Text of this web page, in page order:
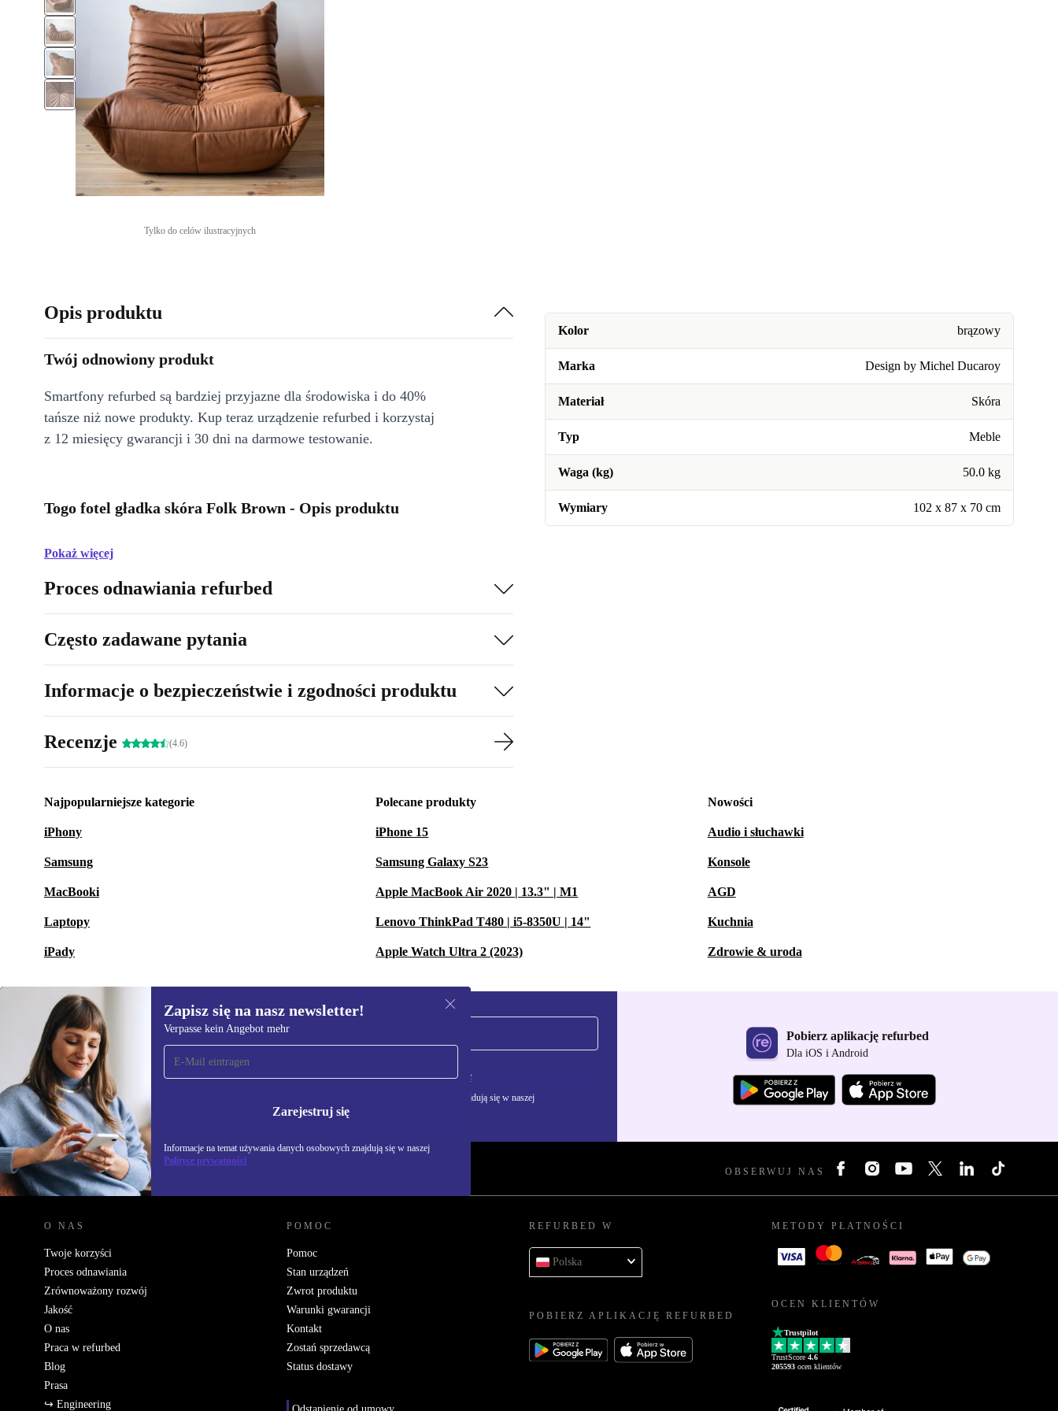
Tylko do celów ilustracyjnych
Kolor brązowy
Marka Design by Michel Ducaroy
Materiał Skóra
Typ Meble
Waga (kg) 50.0 kg
Wymiary 102 x 87 x 70 cm
Opis produktu
Twój odnowiony produkt
Smartfony refurbed są bardziej przyjazne dla środowiska i do 40%
tańsze niż nowe produkty. Kup teraz urządzenie refurbed i korzystaj
z 12 miesięcy gwarancji i 30 dni na darmowe testowanie.
Togo fotel gładka skóra Folk Brown - Opis produktu
Pokaż więcej
Proces odnawiania refurbed
Często zadawane pytania
Informacje o bezpieczeństwie i zgodności produktu
Recenzje (4.6)
Najpopularniejsze kategorie
iPhony
Samsung
MacBooki
Laptopy
iPady
Polecane produkty
iPhone 15
Samsung Galaxy S23
Apple MacBook Air 2020 | 13.3" | M1
Lenovo ThinkPad T480 | i5-8350U | 14"
Apple Watch Ultra 2 (2023)
Nowości
Audio i słuchawki
Konsole
AGD
Kuchnia
Zdrowie & uroda
Zapisz się na nasz newsletter!
Verpasse kein Angebot mehr
Zarejestruj się
Informacje na temat używania danych osobowych znajdują się w naszej
Polityce prywatności
Zapisz się na nasz
newsletter!
Nie przegap żadnej oferty.
Zarejestruj się
Informacje na temat używania danych osobowych znajdują się w naszej
Polityce prywatności
Pobierz aplikację refurbed
Dla iOS i Android
REFURBED POLSKA - RETHINK NEW. OBSERWUJ NAS
O NAS
Twoje korzyści
Proces odnawiania
Zrównoważony rozwój
Jakość
O nas
Praca w refurbed
Blog
Prasa
↪ Engineering
POMOC
Pomoc
Stan urządzeń
Zwrot produktu
Warunki gwarancji
Kontakt
Zostań sprzedawcą
Status dostawy
REFURBED W
Polska
POBIERZ APLIKACJĘ REFURBED
METODY PŁATNOŚCI
OCEN KLIENTÓW
Trustpilot
TrustScore 4.6
205593 ocen klientów